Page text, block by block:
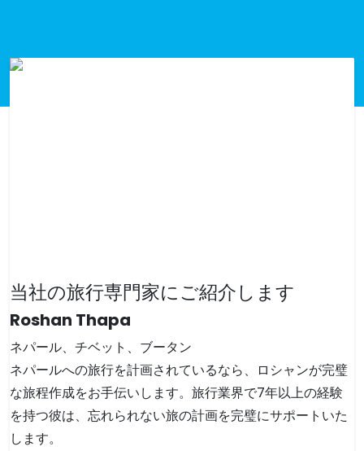
当社の旅行専門家にご紹介します
Roshan Thapa
ネパール、チベット、ブータン
ネパールへの旅行を計画されているなら、ロシャンが完璧
な旅程作成をお手伝いします。旅行業界で7年以上の経験
を持つ彼は、忘れられない旅の計画を完璧にサポートいた
します。